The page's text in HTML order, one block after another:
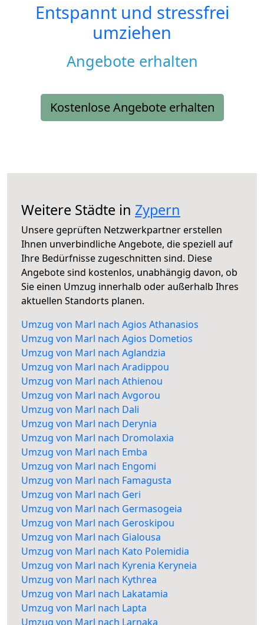
Entspannt und stressfrei
umziehen
Angebote erhalten
Kostenlose Angebote erhalten
Weitere Städte in Zypern
Unsere geprüften Netzwerkpartner erstellen
Ihnen unverbindliche Angebote, die speziell auf
Ihre Bedürfnisse zugeschnitten sind. Diese
Angebote sind kostenlos, unabhängig davon, ob
Sie einen Umzug innerhalb oder außerhalb Ihres
aktuellen Standorts planen.
Umzug von Marl nach Agios Athanasios
Umzug von Marl nach Agios Dometios
Umzug von Marl nach Aglandzia
Umzug von Marl nach Aradippou
Umzug von Marl nach Athienou
Umzug von Marl nach Avgorou
Umzug von Marl nach Dali
Umzug von Marl nach Derynia
Umzug von Marl nach Dromolaxia
Umzug von Marl nach Emba
Umzug von Marl nach Engomi
Umzug von Marl nach Famagusta
Umzug von Marl nach Geri
Umzug von Marl nach Germasogeia
Umzug von Marl nach Geroskipou
Umzug von Marl nach Gialousa
Umzug von Marl nach Kato Polemidia
Umzug von Marl nach Kyrenia Keryneia
Umzug von Marl nach Kythrea
Umzug von Marl nach Lakatamia
Umzug von Marl nach Lapta
Umzug von Marl nach Larnaka